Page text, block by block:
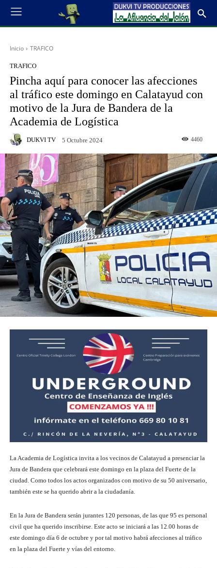
Inicio TRAFICO
TRAFICO
Pincha aquí para conocer las afecciones
al tráfico este domingo en Calatayud con
motivo de la Jura de Bandera de la
Academia de Logística
DUKVI TV 5 Octubre 2024 4460
La Academia de Logística invita a los vecinos de Calatayud a presenciar la
Jura de Bandera que celebrará este domingo en la plaza del Fuerte de la
ciudad. Como todos los actos organizados con motivo de su 50 aniversario,
también este se ha querido abrir a la ciudadanía.
En la Jura de Bandera serán jurantes 120 personas, de las que 95 es personal
civil que ha querido inscribirse. Este acto se iniciará a las 12.00 horas de
este domingo día 6 de octubre y por tal motivo habrá afecciones al tráfico
en la plaza del Fuerte y vías del entorno.